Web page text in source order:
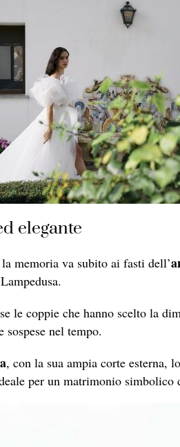
elegante
memoria va subito ai fasti dell’
le coppie che hanno scelto la
sospese nel tempo.
, con la sua ampia corte esterna,
per un matrimonio simbolico